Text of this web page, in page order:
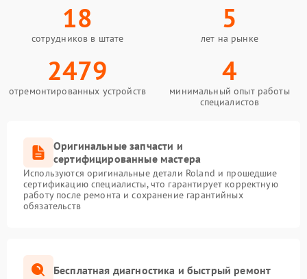
18
сотрудников в штате
5
лет на рынке
2479
отремонтированных устройств
4
минимальный опыт работы
специалистов
Оригинальные запчасти и
сертифицированные мастера
Используются оригинальные детали Roland и прошедшие
сертификацию специалисты, что гарантирует корректную
работу после ремонта и сохранение гарантийных
обязательств
Бесплатная диагностика и быстрый ремонт